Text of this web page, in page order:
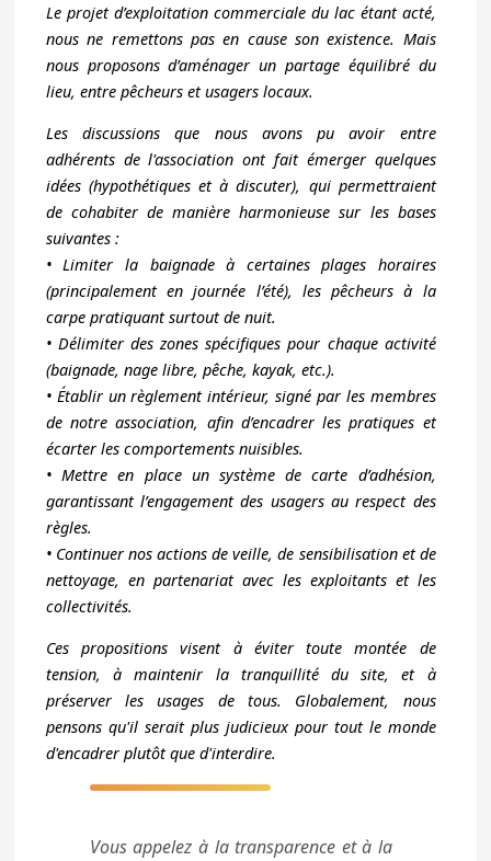
Le projet d’exploitation commerciale du lac étant acté,
nous ne remettons pas en cause son existence. Mais
nous proposons d’aménager un partage équilibré du
lieu, entre pêcheurs et usagers locaux.
Les discussions que nous avons pu avoir entre
adhérents de l'association ont fait émerger quelques
idées (hypothétiques et à discuter), qui permettraient
de cohabiter de manière harmonieuse sur les bases
suivantes :
• Limiter la baignade à certaines plages horaires
(principalement en journée l’été), les pêcheurs à la
carpe pratiquant surtout de nuit.
• Délimiter des zones spécifiques pour chaque activité
(baignade, nage libre, pêche, kayak, etc.).
• Établir un règlement intérieur, signé par les membres
de notre association, afin d’encadrer les pratiques et
écarter les comportements nuisibles.
• Mettre en place un système de carte d’adhésion,
garantissant l’engagement des usagers au respect des
règles.
• Continuer nos actions de veille, de sensibilisation et de
nettoyage, en partenariat avec les exploitants et les
collectivités.
Ces propositions visent à éviter toute montée de
tension, à maintenir la tranquillité du site, et à
préserver les usages de tous. Globalement, nous
pensons qu'il serait plus judicieux pour tout le monde
d'encadrer plutôt que d'interdire.
Vous appelez à la transparence et à la